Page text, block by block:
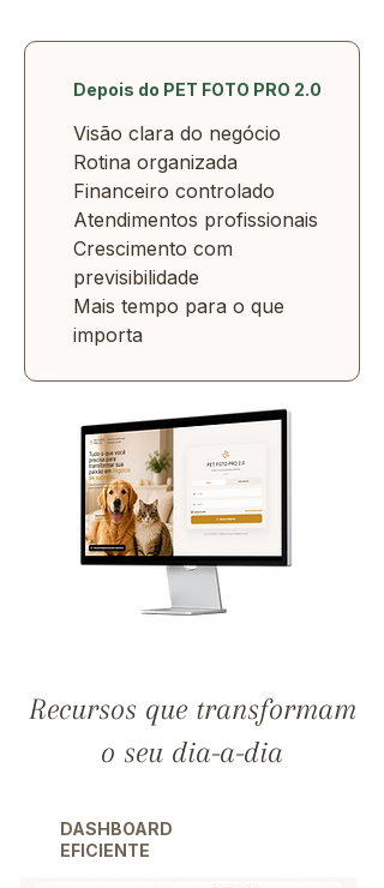
Visão clara do negócio
Rotina organizada
Financeiro controlado
Atendimentos profissionais
Crescimento com
previsibilidade
Mais tempo para o que
importa
Depois do PET FOTO PRO 2.0
Recursos que transformam
o seu dia-a-dia
DASHBOARD
EFICIENTE